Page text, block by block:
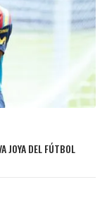
JOYA DEL FÚTBOL